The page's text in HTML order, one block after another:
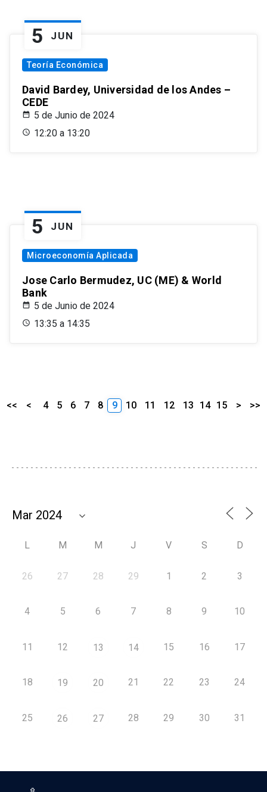
5 JUN
Teoría Económica
David Bardey, Universidad de los Andes –
CEDE
5 de Junio de 2024
12:20 a 13:20
5 JUN
Microeconomía Aplicada
Jose Carlo Bermudez, UC (ME) & World
Bank
5 de Junio de 2024
13:35 a 14:35
<< < 4 5 6 7 8 9 10 11 12 13 14 15 > >>
L M M J V S D
26 27 28 29 1 2 3
4 5 6 7 8 9 10
11 12 13 14 15 16 17
18 19 20 21 22 23 24
25 26 27 28 29 30 31